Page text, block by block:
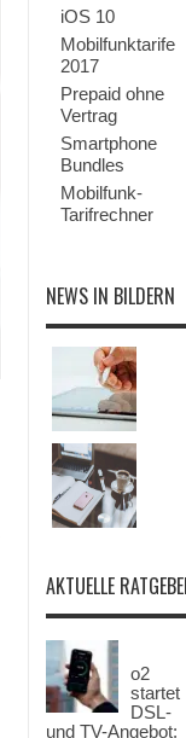
iOS 10
Mobilfunktarife
2017
Prepaid ohne
Vertrag
Smartphone
Bundles
Mobilfunk-
Tarifrechner
NEWS IN BILDERN
AKTUELLE
o2
startet
DSL-
und TV-Angebot: